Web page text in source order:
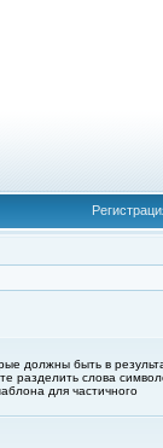
должны быть в
разделить слова
для частичного